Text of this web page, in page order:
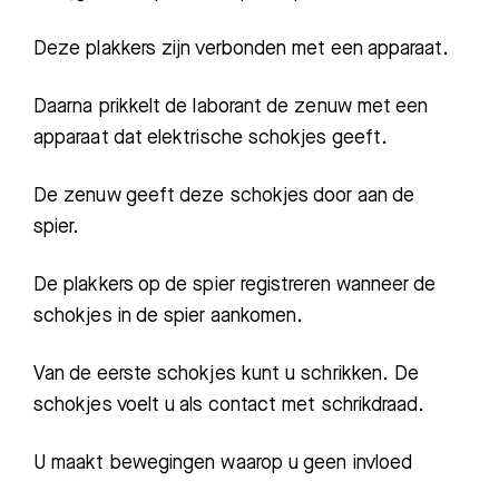
Bezoektijden
Afdelingen
Deze plakkers zijn verbonden met een apparaat.
Daarna prikkelt de laborant de zenuw met een
apparaat dat elektrische schokjes geeft.
De zenuw geeft deze schokjes door aan de
spier.
De plakkers op de spier registreren wanneer de
schokjes in de spier aankomen.
Van de eerste schokjes kunt u schrikken. De
schokjes voelt u als contact met schrikdraad.
U maakt bewegingen waarop u geen invloed